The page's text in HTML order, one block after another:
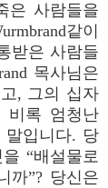
은 사람들을
같이
받은 사람들
목사님은
, 그의 십자
비록 엄청난
말입니다. 당
“배설물로
까”? 당신은